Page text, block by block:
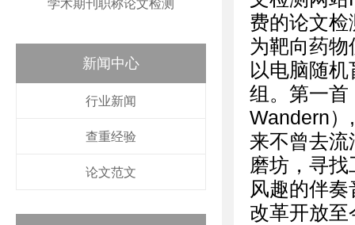
学术期刊职称论文检测
新闻中心
行业新闻
查重经验
论文范文
费的论文
为靶向药
以电脑随
组。第一首
Wandern）
来不曾去流
磨坊，寻
风趣的伴
改革开放